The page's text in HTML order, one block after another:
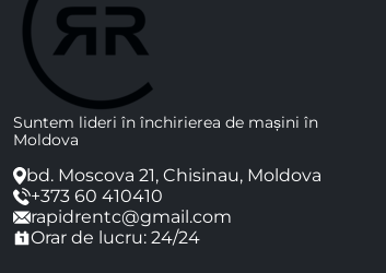
Suntem lideri în închirierea de mașini în
Moldova
bd. Moscova 21, Chisinau, Moldova
+373 60 410410
rapidrentc@gmail.com
Orar de lucru: 24/24